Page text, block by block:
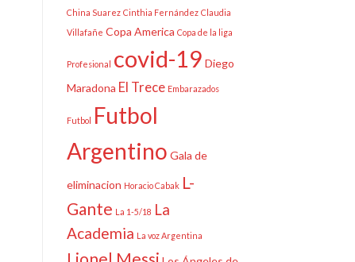
China Suarez Cinthia Fernández Claudia
Villafañe Copa America Copa de la liga
Profesional covid-19 Diego
Maradona El Trece Embarazados
Futbol
Futbol
Argentino Gala de
eliminacion Horacio Cabak L-
Gante La 1-5/18 La
Academia La voz Argentina